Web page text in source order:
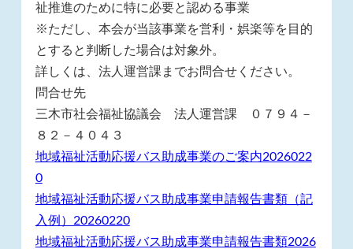
祉推進のために特に必要と認める事業
※ただし、本会が当該事業を営利・娯楽等を目的
とすると判断した場合は対象外。
詳しくは、法人運営課までお問合せください。
問合せ先
三木市社会福祉協議会 法人運営課 ０７９４－
８２－４０４３
地域福祉活動応援バス助成事業のご案内2026022
0
地域福祉活動応援バス助成事業申請報告書類（記
入例）20260220
地域福祉活動応援バス助成事業申請報告書類2026